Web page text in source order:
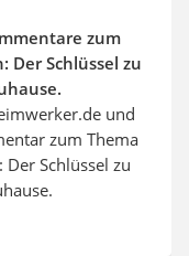
zum
Der Schlüssel zu
und
zum Thema
Schlüssel zu